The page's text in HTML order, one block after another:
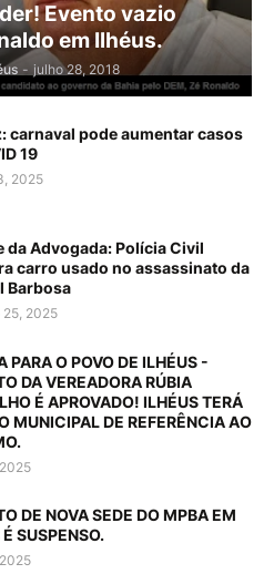
Evento vazio
em Ilhéus.
- julho 28, 2018
carnaval pode aumentar casos
19
2025
da Advogada: Polícia Civil
carro usado no assassinato da
Barbosa
2025
PARA O POVO DE ILHÉUS -
DA VEREADORA RÚBIA
É APROVADO! ILHÉUS TERÁ
MUNICIPAL DE REFERÊNCIA AO
DE NOVA SEDE DO MPBA EM
SUSPENSO.